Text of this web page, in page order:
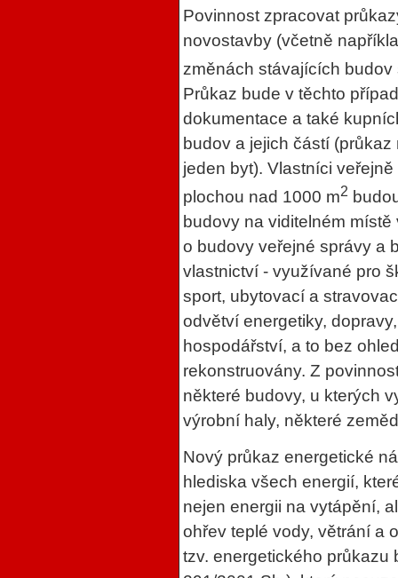
Povinnost zpracovat
novostavby (včetně
změnách stávajících
Průkaz bude v těchto
dokumentace a také
budov a jejich částí
jeden byt). Vlastníci
plochou nad 1000 m2
budovy na viditelném
o budovy veřejné správy a
vlastnictví - využívané pro
sport, ubytovací a
odvětví energetiky,
hospodářství, a to bez
rekonstruovány. Z
některé budovy, u kterých
výrobní haly, některé
Nový průkaz energetické
hlediska všech energií,
nejen energii na vytápění,
ohřev teplé vody, větrání a
tzv. energetického průkazu